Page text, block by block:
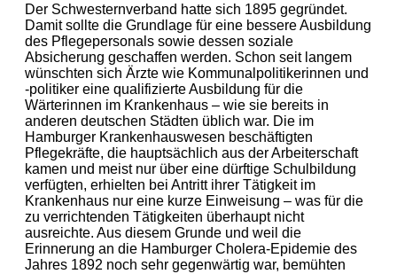
Der Schwesternverband hatte sich 1895 gegründet.
Damit sollte die Grundlage für eine bessere Ausbildung
des Pflegepersonals sowie dessen soziale
Absicherung geschaffen werden. Schon seit langem
wünschten sich Ärzte wie Kommunalpolitikerinnen und
-politiker eine qualifizierte Ausbildung für die
Wärterinnen im Krankenhaus – wie sie bereits in
anderen deutschen Städten üblich war. Die im
Hamburger Krankenhauswesen beschäftigten
Pflegekräfte, die hauptsächlich aus der Arbeiterschaft
kamen und meist nur über eine dürftige Schulbildung
verfügten, erhielten bei Antritt ihrer Tätigkeit im
Krankenhaus nur eine kurze Einweisung – was für die
zu verrichtenden Tätigkeiten überhaupt nicht
ausreichte. Aus diesem Grunde und weil die
Erinnerung an die Hamburger Cholera-Epidemie des
Jahres 1892 noch sehr gegenwärtig war, bemühten